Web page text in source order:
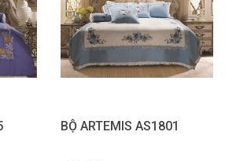
BỘ ARTEMIS AS1801